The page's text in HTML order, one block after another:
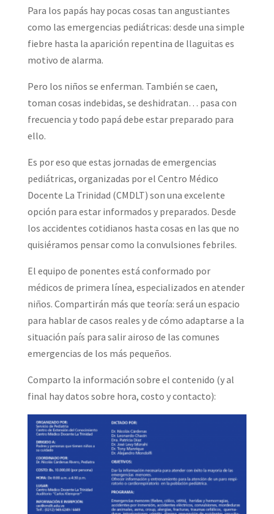
Para los papás hay pocas cosas tan angustiantes
como las emergencias pediátricas: desde una simple
fiebre hasta la aparición repentina de llaguitas es
motivo de alarma.
Pero los niños se enferman. También se caen,
toman cosas indebidas, se deshidratan… pasa con
frecuencia y todo papá debe estar preparado para
ello.
Es por eso que estas jornadas de emergencias
pediátricas, organizadas por el Centro Médico
Docente La Trinidad (CMDLT) son una excelente
opción para estar informados y preparados. Desde
los accidentes cotidianos hasta cosas en las que no
quisiéramos pensar como la convulsiones febriles.
El equipo de ponentes está conformado por
médicos de primera línea, especializados en atender
niños. Compartirán más que teoría: será un espacio
para hablar de casos reales y de cómo adaptarse a la
situación país para salir airoso de las comunes
emergencias de los más pequeños.
Comparto la información sobre el contenido (y al
final hay datos sobre hora, costo y contacto):